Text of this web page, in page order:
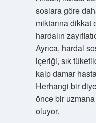
soslara göre
miktarına
hardalın
Ayrıca, hardal
içeriği, sık
kalp damar
Herhangi bir
önce bir uzmana
oluyor.